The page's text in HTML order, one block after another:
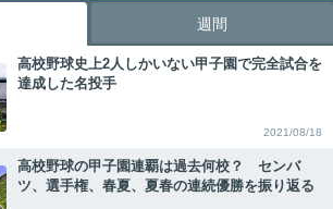
週間
高校野球史上2人しかいない甲子園で完全試合を
達成した名投手
2021/08/18
高校野球の甲子園連覇は過去何校？ センバ
ツ、選手権、春夏、夏春の連続優勝を振り返る